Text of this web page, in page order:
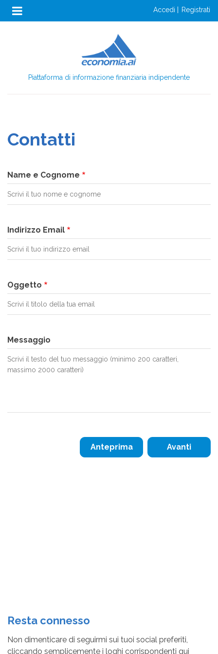
SaltaAnon
Menu
accedi registrati
Piattaforma di informazione finanziaria indipendente
Contatti
Name e Cognome
Indirizzo Email
Oggetto
Messaggio
Resta connesso
Non dimenticare di seguirmi sui tuoi social preferiti,
cliccando semplicemente i loghi corrispondenti qui